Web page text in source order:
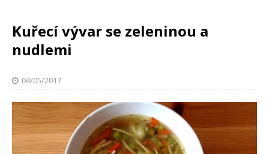
Kuřecí vývar se zeleninou a
nudlemi
04/05/2017